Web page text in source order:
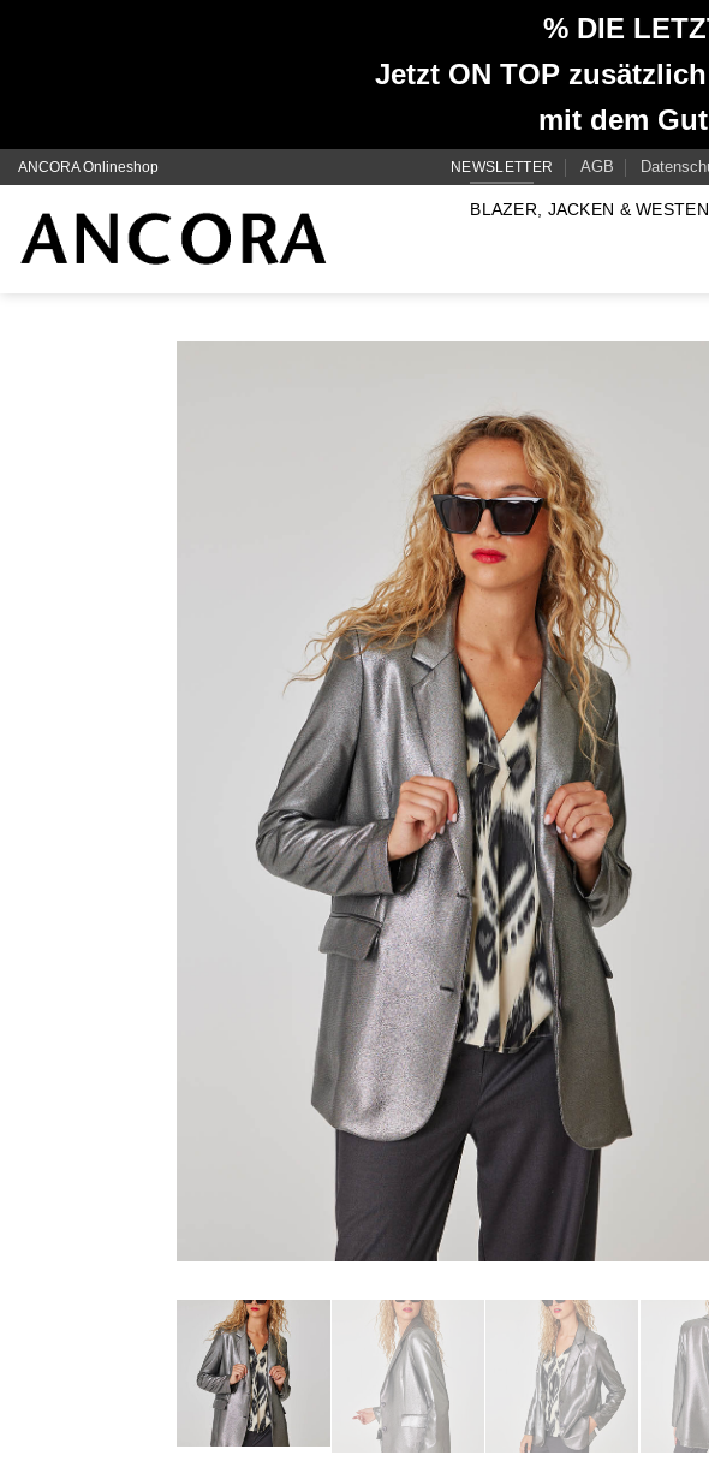
% DIE
Jetzt ON TOP
mit dem
Zum
springen
ANCORA Onlineshop NEWSLETTER AGB
BLAZER, JACKEN & WESTEN